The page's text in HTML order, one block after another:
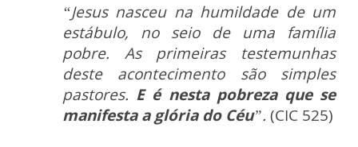
“Jesus nasceu na humildade de um
estábulo, no seio de uma família
pobre. As primeiras testemunhas
deste acontecimento são simples
pastores. E é nesta pobreza que se
manifesta a glória do Céu”. (CIC 525)